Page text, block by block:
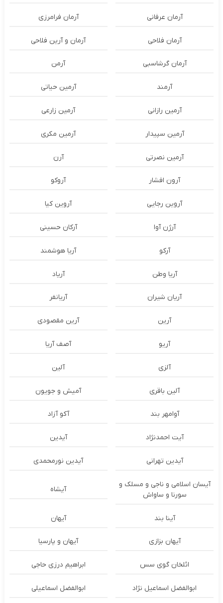
آرمان عرفانی آرمان فرامرزی
آرمان فلاحی آرمان و آرین فلاحی
آرمان گرشاسبی آرمن
آرمند آرمین حیاتی
آرمین رازانی آرمین زارعی
آرمین سپیدار آرمین مکری
آرمین نصرتی آرن
آرون افشار آروکو
آروین رجایی آروین کیا
آرژن آوا آرکان حسینی
آرکو آریا هوشمند
آریا وطن آریاد
آریان شیران آریانفر
آرین آرین مقصودی
آریو آصف آریا
آلزی آلین
آلین باقری آمیش و جویون
آوامهر بند آکو آزاد
آیت احمدنژاد آیدین
آیدین تهرانی آیدین نورمحمدی
آیسان اسلامی و ناجی و مسلک و
سورنا و ساواش
آیشاه
آینا بند آیهان
آیهان بزازی آیهان و پارسیا
ائلخان گوی سس ابراهیم درزی حاجی
ابوالفضل اسماعیل نژاد ابوالفضل اسماعیلی